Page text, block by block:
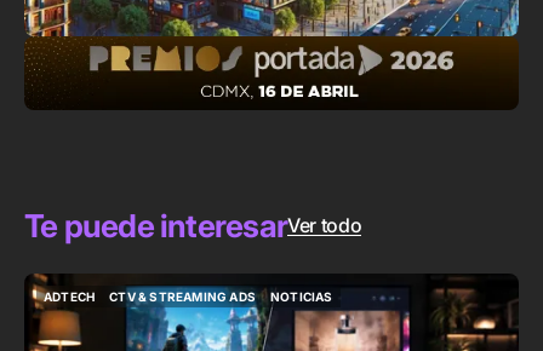
Te puede interesarVer todo
ADTECH
ADTECH
CTV & STREAMING ADS
CTV & STREAMING ADS
NOTICIAS
NOTICIAS